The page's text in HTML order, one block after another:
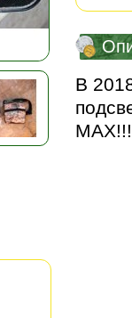
В
MAX!!!